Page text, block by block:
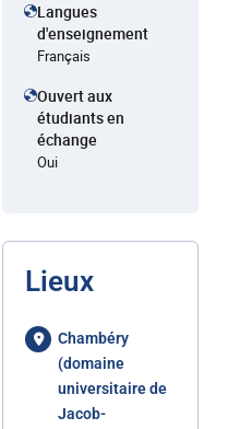
Langues
d'enseignement
Français
Ouvert aux
étudiants en
échange
Oui
Lieux
Chambéry
(domaine
universitaire de
Jacob-